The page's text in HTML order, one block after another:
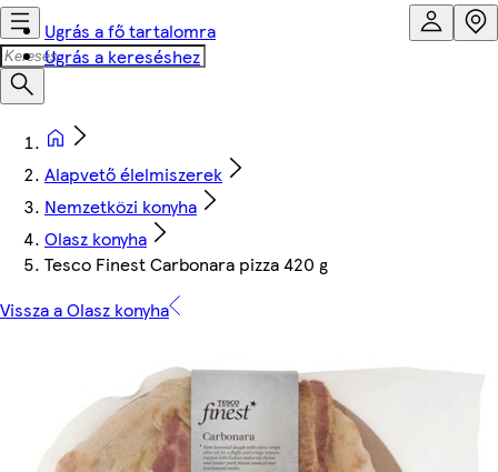
Ugrás a fő tartalomra
Ugrás a kereséshez
Alapvető élelmiszerek
Nemzetközi konyha
Olasz konyha
Tesco Finest Carbonara pizza 420 g
Vissza a Olasz konyha